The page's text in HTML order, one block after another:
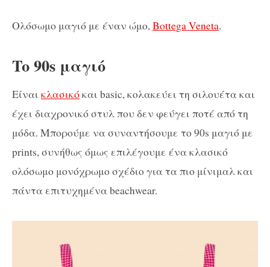
Ολόσωμο μαγιό με έναν ώμο,Bottega Veneta.
To 90s μαγιό
Είναι κλασικόκαι basic, κολακεύει τη σιλουέτα και
έχει διαχρονικό στυλ που δεν φεύγει ποτέ από τη
μόδα. Μπορούμε να συναντήσουμε το 90s μαγιό με
prints, συνήθως όμως επιλέγουμε ένα κλασικό
ολόσωμο μονόχρωμο σχέδιο για τα πιο μίνιμαλ και
πάντα επιτυχημένα beachwear.